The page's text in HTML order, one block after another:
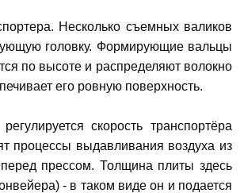
Несколько съемных валиков
головку. Формирующие вальцы
по высоте и распределяют волокно
его ровную поверхность.
скорость транспортёра
процессы выдавливания воздуха из
прессом. Толщина плиты здесь
- в таком виде он и подается